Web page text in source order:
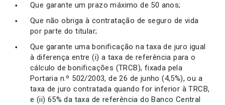
Que garante um prazo máximo de 50 anos;
Que não obriga à contratação de seguro de vida
por parte do titular;
Que garante uma bonificação na taxa de juro igual
à diferença entre (i) a taxa de referência para o
cálculo de bonificações (TRCB), fixada pela
Portaria n.º 502/2003, de 26 de junho (4,5%), ou a
taxa de juro contratada quando for inferior à TRCB,
e (ii) 65% da taxa de referência do Banco Central